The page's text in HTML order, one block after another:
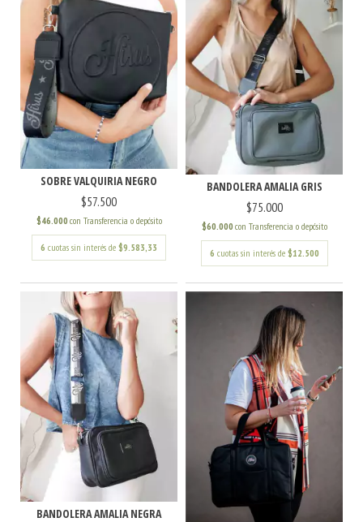
SOBRE VALQUIRIA NEGRO
$57.500
$46.000 con Transferencia o depósito
6 cuotas sin interés de $9.583,33
BANDOLERA AMALIA GRIS
$75.000
$60.000 con Transferencia o depósito
6 cuotas sin interés de $12.500
BANDOLERA AMALIA NEGRA